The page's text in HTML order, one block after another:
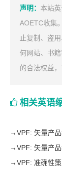
声明： 本站
AOETC收集
止复制、盗
何网站、书
的合法权益，
相关英语
→VPF: 矢量产
→VPF: 矢量产
→VPF: 准确性